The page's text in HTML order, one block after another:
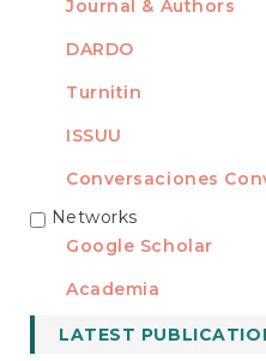
Journal & Authors
DARDO
Turnitin
ISSUU
Conversaciones
REDES
Networks
Google Scholar
Academia
LATEST